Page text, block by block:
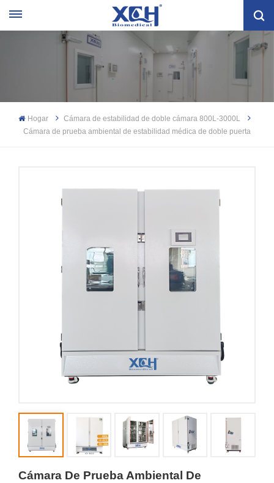
Hogar
Cámara de estabilidad de doble cámara 800L-3000L
Cámara de prueba ambiental de estabilidad médica de doble puerta
Cámara De Prueba Ambiental De